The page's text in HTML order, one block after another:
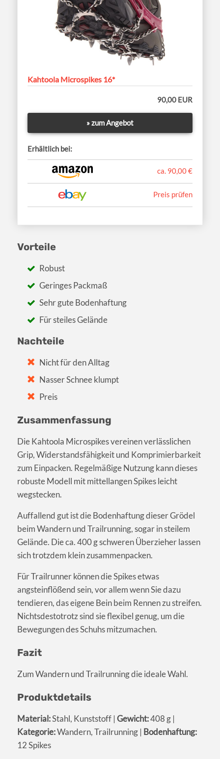
Kahtoola Microspikes 16*
90,00 EUR
» zum Angebot
Erhältlich bei:
ca. 90,00 €
Preis prüfen
Vorteile
Robust
Geringes Packmaß
Sehr gute Bodenhaftung
Für steiles Gelände
Nachteile
Nicht für den Alltag
Nasser Schnee klumpt
Preis
Zusammenfassung
Die Kahtoola Microspikes vereinen verlässlichen
Grip, Widerstandsfähigkeit und Komprimierbarkeit
zum Einpacken. Regelmäßige Nutzung kann dieses
robuste Modell mit mittellangen Spikes leicht
wegstecken.
Auffallend gut ist die Bodenhaftung dieser Grödel
beim Wandern und Trailrunning, sogar in steilem
Gelände. Die ca. 400 g schweren Überzieher lassen
sich trotzdem klein zusammenpacken.
Für Trailrunner können die Spikes etwas
angsteinflößend sein, vor allem wenn Sie dazu
tendieren, das eigene Bein beim Rennen zu streifen.
Nichtsdestotrotz sind sie flexibel genug, um die
Bewegungen des Schuhs mitzumachen.
Fazit
Zum Wandern und Trailrunning die ideale Wahl.
Produktdetails
Material:Stahl, Kunststoff | Gewicht:408 g |
Kategorie:Wandern, Trailrunning | Bodenhaftung:
12 Spikes